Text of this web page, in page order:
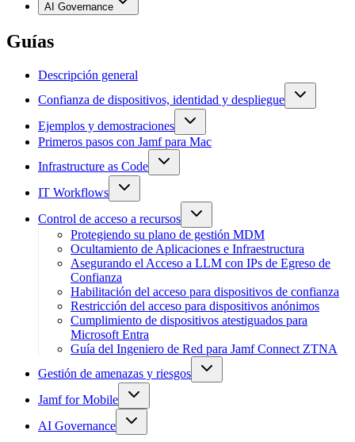
AI Governance
Guías
Descripción general
Confianza de dispositivos, identidad y despliegue
Ejemplos y demostraciones
Primeros pasos con Jamf para Mac
Infrastructure as Code
IT Workflows
Control de acceso a recursos
Protegiendo su plano de gestión MDM
Ocultamiento de Aplicaciones e Infraestructura
Asegurando el Acceso a LLM con IPs de Egreso de
Confianza
Habilitación del acceso para dispositivos de confianza
Restricción del acceso para dispositivos anónimos
Cumplimiento de dispositivos atestiguados para
Microsoft Entra
Guía del Ingeniero de Red para Jamf Connect ZTNA
Gestión de amenazas y riesgos
Jamf for Mobile
AI Governance